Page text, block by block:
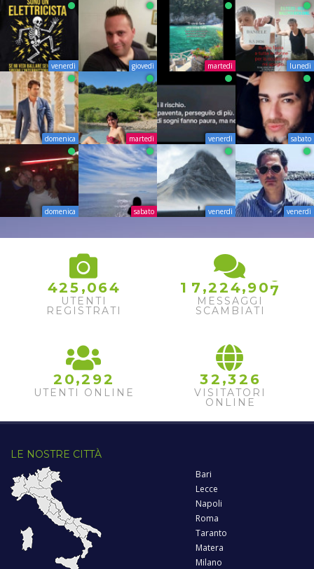
venerdì giovedì martedì lunedì
domenica martedì venerdì sabato
domenica sabato venerdì venerdì
425 ,064
UTENTI
REGISTRATI
1 7 ,224,90
7
8
MESSAGGI
SCAMBIATI
2 0,2 92
UTENTI ONLINE
32 ,32 6
VISITATORI
ONLINE
LE NOSTRE CITTÀ
Bari
Lecce
Napoli
Roma
Taranto
Matera
Milano